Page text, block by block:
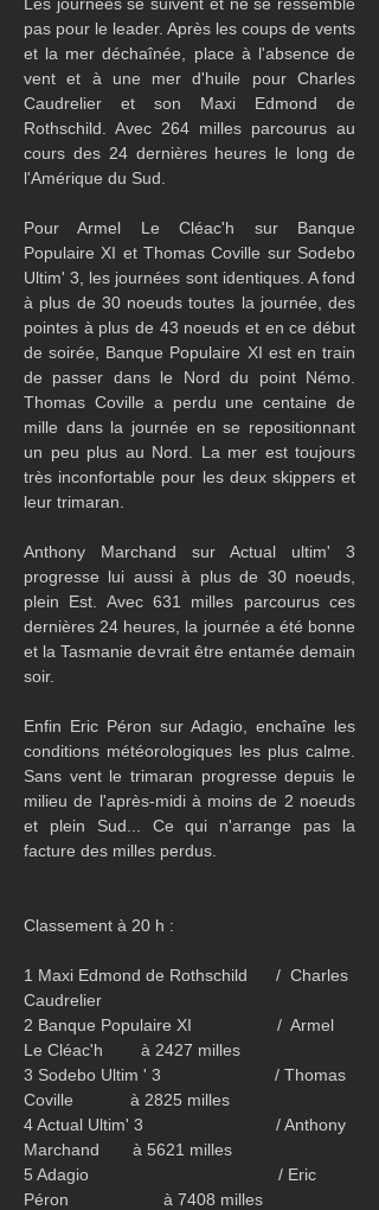
pas pour le leader. Après les coups de vents
et la mer déchaînée, place à l'absence de
vent et à une mer d'huile pour Charles
Caudrelier et son Maxi Edmond de
Rothschild. Avec 264 milles parcourus au
cours des 24 dernières heures le long de
l'Amérique du Sud.
Pour Armel Le Cléac'h sur Banque
Populaire XI et Thomas Coville sur Sodebo
Ultim' 3, les journées sont identiques. A fond
à plus de 30 noeuds toutes la journée, des
pointes à plus de 43 noeuds et en ce début
de soirée, Banque Populaire XI est en train
de passer dans le Nord du point Némo.
Thomas Coville a perdu une centaine de
mille dans la journée en se repositionnant
un peu plus au Nord. La mer est toujours
très inconfortable pour les deux skippers et
leur trimaran.
Anthony Marchand sur Actual ultim' 3
progresse lui aussi à plus de 30 noeuds,
plein Est. Avec 631 milles parcourus ces
dernières 24 heures, la journée a été bonne
et la Tasmanie devrait être entamée demain
soir.
Enfin Eric Péron sur Adagio, enchaîne les
conditions météorologiques les plus calme.
Sans vent le trimaran progresse depuis le
milieu de l'après-midi à moins de 2 noeuds
et plein Sud... Ce qui n'arrange pas la
facture des milles perdus.
Classement à 20 h :
1 Maxi Edmond de Rothschild      /  Charles
Caudrelier
2 Banque Populaire XI                  /  Armel
Le Cléac'h        à 2427 milles
3 Sodebo Ultim ' 3                        / Thomas
Coville            à 2825 milles
4 Actual Ultim' 3                            / Anthony
Marchand       à 5621 milles
5 Adagio                                        / Eric
Péron                    à 7408 milles